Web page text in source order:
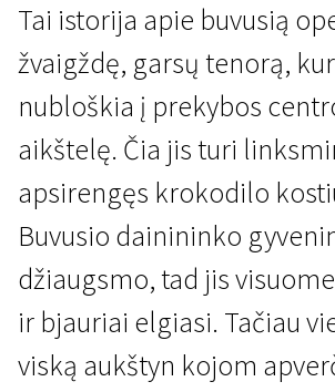
Tai istorija apie buvusią
žvaigždę, garsų tenorą,
nubloškia į prekybos
aikštelę. Čia jis turi
apsirengęs krokodilo
Buvusio dainininko
džiaugsmo, tad jis
ir bjauriai elgiasi. Tačiau
viską aukštyn kojom